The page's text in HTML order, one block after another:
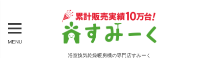
MENU
浴室換気乾燥暖房機の専門店すみーく